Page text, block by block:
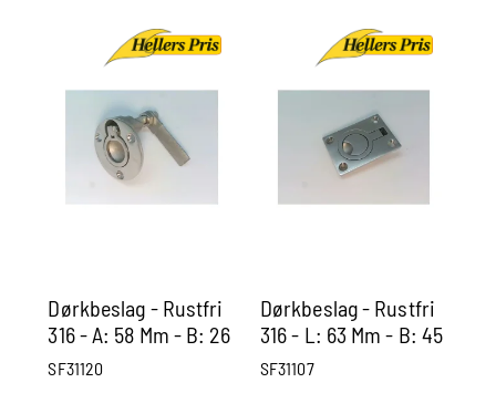
Dørkbeslag - Rustfri
316 - A: 58 Mm - B: 26
Mm - C: 11 Mm - D: 12
SF31120
Dørkbeslag - Rustfri
316 - L: 63 Mm - B: 45
Mm
SF31107